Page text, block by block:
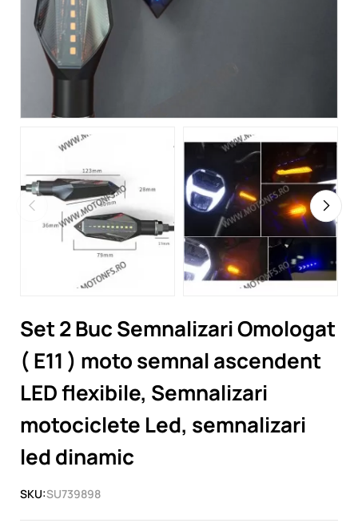
Set 2 Buc Semnalizari Omologat
( E11 ) moto semnal ascendent
LED flexibile, Semnalizari
motociclete Led, semnalizari
led dinamic
SKU:SU739898